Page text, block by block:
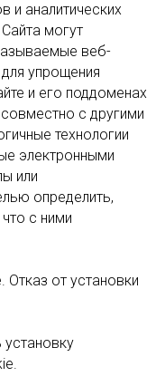
и аналитических
могут
веб-
упрощения
и его поддоменах
с другими
технологии
электронными
или
определить,
с ними
от установки